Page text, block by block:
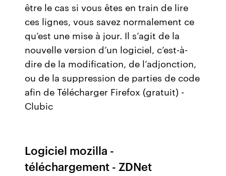
être le cas si vous êtes en train de lire
ces lignes, vous savez normalement ce
qu’est une mise à jour. Il s’agit de la
nouvelle version d’un logiciel, c’est-à-
dire de la modification, de l’adjonction,
ou de la suppression de parties de code
afin de Télécharger Firefox (gratuit) -
Clubic
Logiciel mozilla -
téléchargement - ZDNet